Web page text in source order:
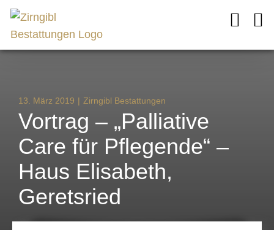
Zum
13. März 2019 | Zirngibl Bestattungen
Vortrag – „Palliative
Care für Pflegende“ –
Haus Elisabeth,
Geretsried